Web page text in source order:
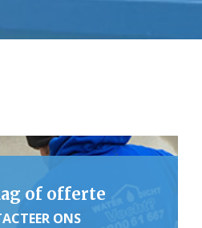
of offerte
ONS